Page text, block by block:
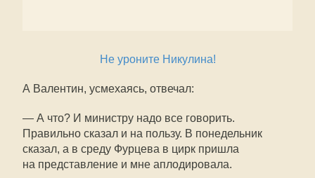
Не уроните Никулина!
А Валентин, усмехаясь, отвечал:
— А что? И министру надо все говорить.
Правильно сказал и на пользу. В понедельник
сказал, а в среду Фурцева в цирк пришла
на представление и мне аплодировала.